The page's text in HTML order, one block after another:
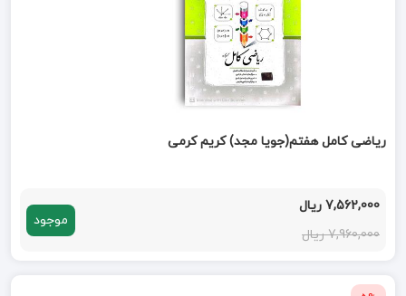
ریاضی کامل هفتم(جویا مجد) کریم کرمی
7,562,000 ریال
7,960,000 ریال
موجود